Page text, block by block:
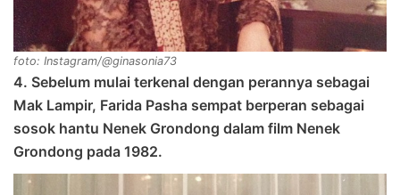
foto: Instagram/@ginasonia73
4. Sebelum mulai terkenal dengan perannya sebagai
Mak Lampir, Farida Pasha sempat berperan sebagai
sosok hantu Nenek Grondong dalam film Nenek
Grondong pada 1982.